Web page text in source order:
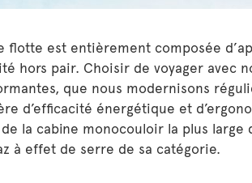
flotte est entièrement composée
hors pair. Choisir de voyager avec
que nous modernisons
d’efficacité énergétique et
la cabine monocouloir la plus
à effet de serre de sa catégorie.